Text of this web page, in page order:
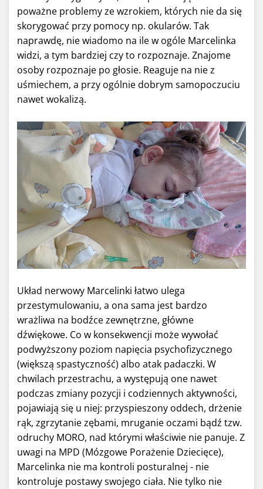
poważne problemy ze wzrokiem, których nie da się
skorygować przy pomocy np. okularów. Tak
naprawdę, nie wiadomo na ile w ogóle Marcelinka
widzi, a tym bardziej czy to rozpoznaje. Znajome
osoby rozpoznaje po głosie. Reaguje na nie z
uśmiechem, a przy ogólnie dobrym samopoczuciu
nawet wokalizą.
Układ nerwowy Marcelinki łatwo ulega
przestymulowaniu, a ona sama jest bardzo
wrażliwa na bodźce zewnętrzne, główne
dźwiękowe. Co w konsekwencji może wywołać
podwyższony poziom napięcia psychofizycznego
(większą spastyczność) albo atak padaczki. W
chwilach przestrachu, a występują one nawet
podczas zmiany pozycji i codziennych aktywności,
pojawiają się u niej: przyspieszony oddech, drżenie
rąk, zgrzytanie zębami, mruganie oczami bądź tzw.
odruchy MORO, nad którymi właściwie nie panuje. Z
uwagi na MPD (Mózgowe Porażenie Dziecięce),
Marcelinka nie ma kontroli posturalnej - nie
kontroluje postawy swojego ciała. Nie tylko nie